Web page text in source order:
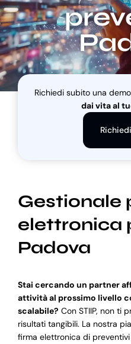
Blog
Supporto
Richiedi subito una
dai vita al
Gestionale
elettronica
Padova
Stai cercando un partner
attività al prossimo livello
scalabile? Con STIIP, non ti
risultati tangibili. La nostra
firma elettronica di